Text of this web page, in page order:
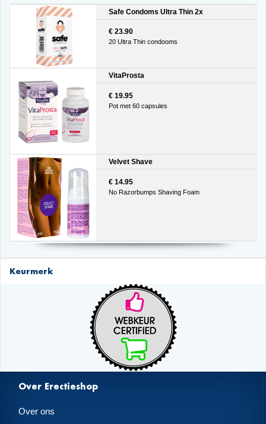
Safe Condoms Ultra Thin 2x
€ 23.90
20 Ultra Thin condooms
VitaProsta
€ 19.95
Pot met 60 capsules
Velvet Shave
€ 14.95
No Razorbumps Shaving Foam
Keurmerk
Over Erectieshop
Over ons